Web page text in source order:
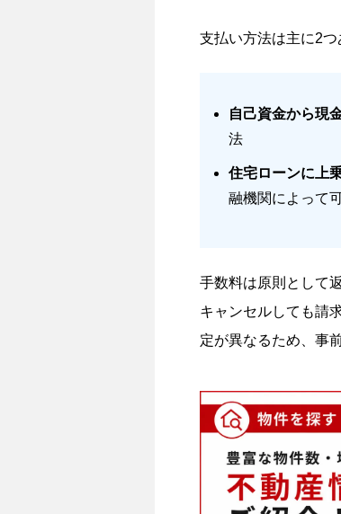
支払い方法は主に2つ
自己資金から現
法
住宅ローンに上
融機関によって
手数料は原則として
キャンセルしても請
定が異なるため、事